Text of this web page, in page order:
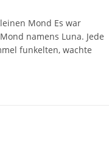
Mond Es war
namens Luna. Jede
funkelten, wachte